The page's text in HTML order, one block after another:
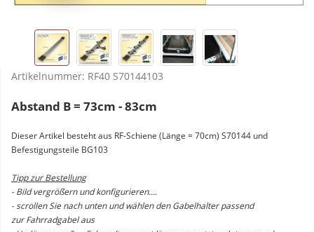
Artikelnummer: RF40 S70144103
Abstand B = 73cm - 83cm
Dieser Artikel besteht aus RF-Schiene (Länge = 70cm) S70144 und
Befestigungsteile BG103
Tipp zur Bestellung
- Bild vergrößern und konfigurieren....
- scrollen Sie nach unten und wählen den Gabelhalter passend
zur Fahrradgabel aus